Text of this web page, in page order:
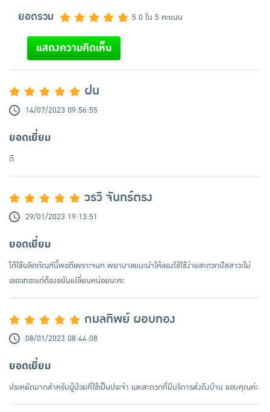
ยอดรวม 5.0 ใน 5 คะแนน
แสดงความคิดเห็น
ฝน
14/07/2023 09:56:55
ยอดเยี่ยม
ดี
วรวี จันทร์ตรง
29/01/2023 19:13:51
ยอดเยี่ยม
ได้ใช้ผลิตภัณฑ์นี้พอดีเพราะจนท.พยาบาลแนะนำให้ลองใช้ใช้ง่ายสะดวกปัสสาวะไม่
เลอะเทอะแต่ต้องขยันเปลี่ยนหน่อยนะคะ
กมลทิพย์ ผอบทอง
08/01/2023 08:44:08
ยอดเยี่ยม
ประหยัดมากสำหรับผู้ป่วยที่ใช้เป็นประจำ และสะดวกที่มีบริการส่งถึงบ้าน ขอบคุณค่ะ